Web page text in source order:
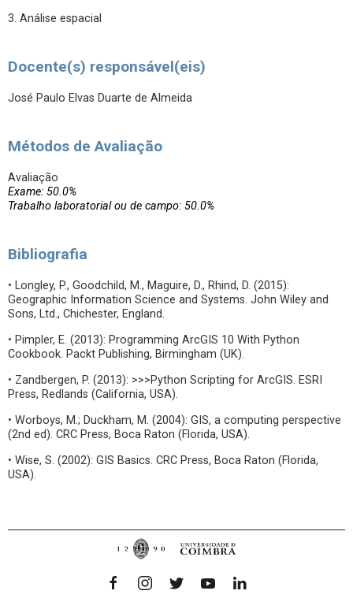
3. Análise espacial
Docente(s) responsável(eis)
José Paulo Elvas Duarte de Almeida
Métodos de Avaliação
Avaliação
Exame: 50.0%
Trabalho laboratorial ou de campo: 50.0%
Bibliografia
• Longley, P., Goodchild, M., Maguire, D., Rhind, D. (2015):
Geographic Information Science and Systems. John Wiley and
Sons, Ltd., Chichester, England.
• Pimpler, E. (2013): Programming ArcGIS 10 With Python
Cookbook. Packt Publishing, Birmingham (UK).
• Zandbergen, P. (2013): >>>Python Scripting for ArcGIS. ESRI
Press, Redlands (California, USA).
• Worboys, M.; Duckham, M. (2004): GIS, a computing perspective
(2nd ed). CRC Press, Boca Raton (Florida, USA).
• Wise, S. (2002): GIS Basics. CRC Press, Boca Raton (Florida,
USA).